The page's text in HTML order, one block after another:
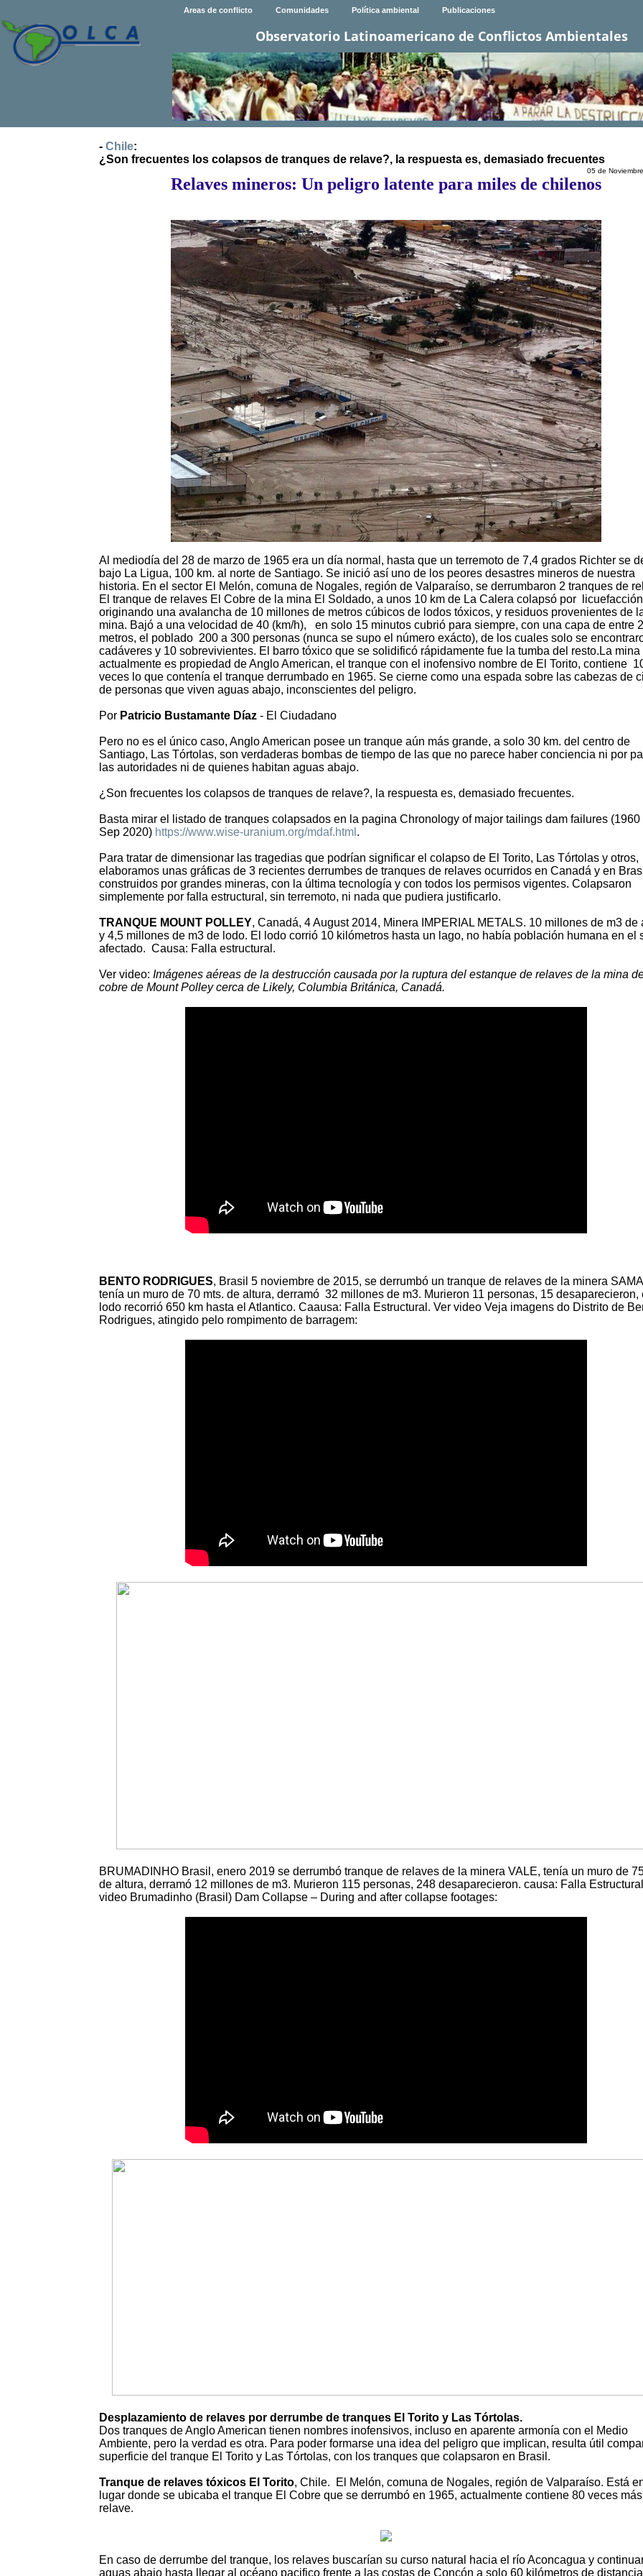
Areas de conflicto Comunidades Política ambiental Publicaciones
Observatorio Latinoamericano de Conflictos Ambientales
- Chile:
¿Son frecuentes los colapsos de tranques de relave?, la respuesta es, demasiado frecuentes
05 de
Relaves mineros: Un peligro latente para miles de chilenos
Al mediodía del 28 de marzo de 1965 era un día normal, hasta que un terremoto de 7,4 grados Richter se
bajo La Ligua, 100 km. al norte de Santiago. Se inició así uno de los peores desastres mineros de nuestra
historia. En el sector El Melón, comuna de Nogales, región de Valparaíso, se derrumbaron 2 tranques de
El tranque de relaves El Cobre de la mina El Soldado, a unos 10 km de La Calera colapsó por
originando una avalancha de 10 millones de metros cúbicos de lodos tóxicos, y residuos provenientes de
mina. Bajó a una velocidad de 40 (km/h), en solo 15 minutos cubrió para siempre, con una capa de entre
metros, el poblado 200 a 300 personas (nunca se supo el número exácto), de los cuales solo se
cadáveres y 10 sobrevivientes. El barro tóxico que se solidificó rápidamente fue la tumba del resto.La mina
actualmente es propiedad de Anglo American, el tranque con el inofensivo nombre de El Torito, contiene
veces lo que contenía el tranque derrumbado en 1965. Se cierne como una espada sobre las cabezas de
de personas que viven aguas abajo, inconscientes del peligro.
Por Patricio Bustamante Díaz - El Ciudadano
Pero no es el único caso, Anglo American posee un tranque aún más grande, a solo 30 km. del centro de
Santiago, Las Tórtolas, son verdaderas bombas de tiempo de las que no parece haber conciencia ni por
las autoridades ni de quienes habitan aguas abajo.
¿Son frecuentes los colapsos de tranques de relave?, la respuesta es, demasiado frecuentes.
Basta mirar el listado de tranques colapsados en la pagina Chronology of major tailings dam failures
Sep 2020) https://www.wise-uranium.org/mdaf.html .
Para tratar de dimensionar las tragedias que podrían significar el colapso de El Torito, Las Tórtolas y otros,
elaboramos unas gráficas de 3 recientes derrumbes de tranques de relaves ocurridos en Canadá y en
construidos por grandes mineras, con la última tecnología y con todos los permisos vigentes. Colapsaron
simplemente por falla estructural, sin terremoto, ni nada que pudiera justificarlo.
TRANQUE MOUNT POLLEY, Canadá, 4 August 2014, Minera IMPERIAL METALS. 10 millones de m3 de
y 4,5 millones de m3 de lodo. El lodo corrió 10 kilómetros hasta un lago, no había población humana en el
afectado. Causa: Falla estructural.
Ver video: Imágenes aéreas de la destrucción causada por la ruptura del estanque de relaves de la mina
cobre de Mount Polley cerca de Likely, Columbia Británica, Canadá.
BENTO RODRIGUES, Brasil 5 noviembre de 2015, se derrumbó un tranque de relaves de la minera
tenía un muro de 70 mts. de altura, derramó 32 millones de m3. Murieron 11 personas, 15 desaparecieron,
lodo recorrió 650 km hasta el Atlantico. Caausa: Falla Estructural. Ver video Veja imagens do Distrito de
Rodrigues, atingido pelo rompimento de barragem:
BRUMADINHO Brasil, enero 2019 se derrumbó tranque de relaves de la minera VALE, tenía un muro de
de altura, derramó 12 millones de m3. Murieron 115 personas, 248 desaparecieron. causa: Falla
video Brumadinho (Brasil) Dam Collapse – During and after collapse footages:
Desplazamiento de relaves por derrumbe de tranques El Torito y Las Tórtolas.
Dos tranques de Anglo American tienen nombres inofensivos, incluso en aparente armonía con el Medio
Ambiente, pero la verdad es otra. Para poder formarse una idea del peligro que implican, resulta útil
superficie del tranque El Torito y Las Tórtolas, con los tranques que colapsaron en Brasil.
Tranque de relaves tóxicos El Torito, Chile. El Melón, comuna de Nogales, región de Valparaíso. Está
lugar donde se ubicaba el tranque El Cobre que se derrumbó en 1965, actualmente contiene 80 veces más
relave.
En caso de derrumbe del tranque, los relaves buscarían su curso natural hacia el río Aconcagua y
aguas abajo hasta llegar al océano pacifico frente a las costas de Concón a solo 60 kilómetros de